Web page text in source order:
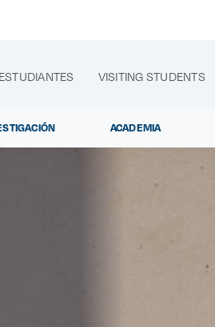
ESTUDIANTES VISITING STUDENTS
ACADEMIA